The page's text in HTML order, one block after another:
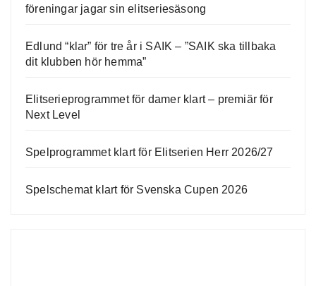
föreningar jagar sin elitseriesäsong
Edlund “klar” för tre år i SAIK – ”SAIK ska tillbaka
dit klubben hör hemma”
Elitserieprogrammet för damer klart – premiär för
Next Level
Spelprogrammet klart för Elitserien Herr 2026/27
Spelschemat klart för Svenska Cupen 2026